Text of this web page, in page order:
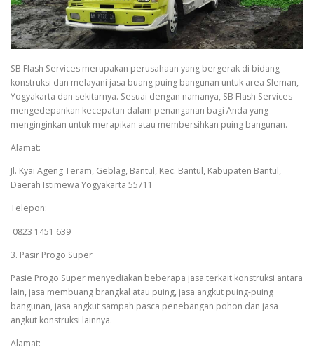
SB Flash Services merupakan perusahaan yang bergerak di bidang
konstruksi dan melayani jasa buang puing bangunan untuk area Sleman,
Yogyakarta dan sekitarnya. Sesuai dengan namanya, SB Flash Services
mengedepankan kecepatan dalam penanganan bagi Anda yang
menginginkan untuk merapikan atau membersihkan puing bangunan.
Alamat:
Jl. Kyai Ageng Teram, Geblag, Bantul, Kec. Bantul, Kabupaten Bantul,
Daerah Istimewa Yogyakarta 55711
Telepon:
0823 1451 639
3. Pasir Progo Super
Pasie Progo Super menyediakan beberapa jasa terkait konstruksi antara
lain, jasa membuang brangkal atau puing, jasa angkut puing-puing
bangunan, jasa angkut sampah pasca penebangan pohon dan jasa
angkut konstruksi lainnya.
Alamat: